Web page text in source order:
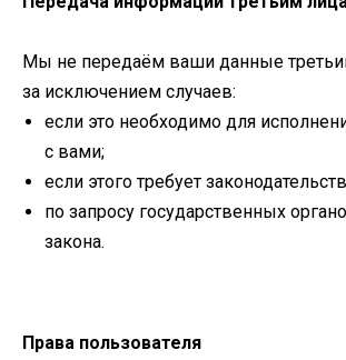
Мы не передаём ваши данные
за исключением случаев:
если это необходимо для
с вами;
если этого требует
по запросу государственных
закона.
Права пользователя